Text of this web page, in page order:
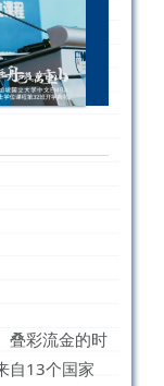
叠彩流金的时
自13个国家